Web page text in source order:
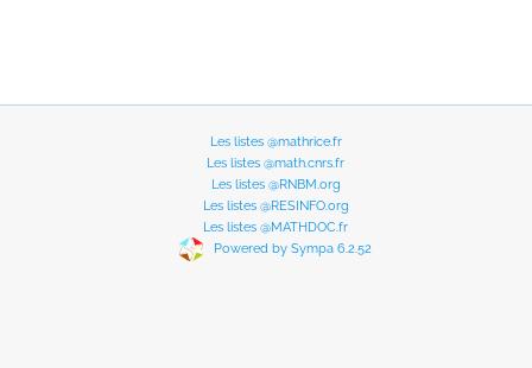
Les listes @mathrice.fr
Les listes @math.cnrs.fr
Les listes @RNBM.org
Les listes @RESINFO.org
Les listes @MATHDOC.fr
Powered by Sympa 6.2.52